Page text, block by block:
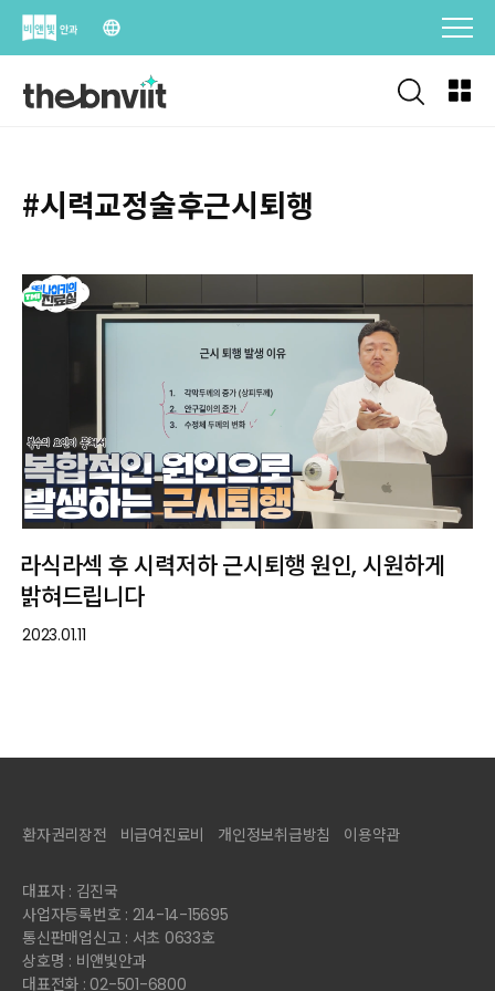
Skip
#시력교정술후근시퇴행
라식라섹 후 시력저하 근시퇴행 원인, 시원하게
밝혀드립니다
2023.01.11
환자권리장전 비급여진료비 개인정보취급방침 이용약관
대표자 : 김진국
사업자등록번호 : 214-14-15695
통신판매업신고 : 서초 0633호
상호명 : 비앤빛안과
대표전화 : 02-501-6800